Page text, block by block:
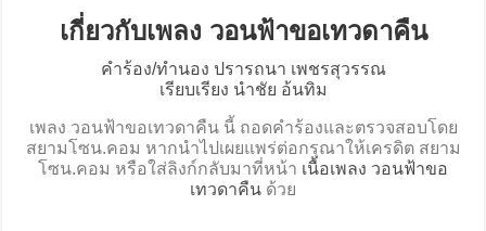
เกี่ยวกับเพลง วอนฟ้าขอเทวดาคืน
คำร้อง/ทำนอง ปรารถนา เพชรสุวรรณ
เรียบเรียง นำชัย อ้นทิม
เพลง วอนฟ้าขอเทวดาคืน นี้ ถอดคำร้องและตรวจสอบโดย
สยามโซน.คอม หากนำไปเผยแพร่ต่อกรุณาให้เครดิต สยาม
โซน.คอม หรือใส่ลิงก์กลับมาที่หน้า เนื้อเพลง วอนฟ้าขอ
เทวดาคืน ด้วย